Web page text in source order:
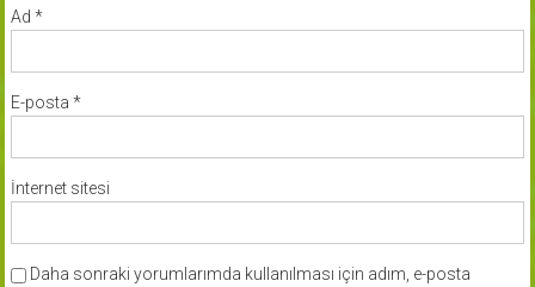
Ad *
E-posta *
İnternet sitesi
Daha sonraki yorumlarımda kullanılması için adım, e-posta